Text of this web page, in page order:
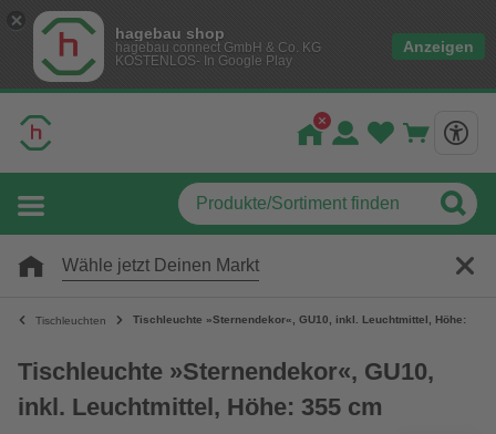
hagebau shop
hagebau connect GmbH & Co. KG
KOSTENLOS- In Google Play
Anzeigen
Wähle jetzt Deinen Markt
Tischleuchten Tischleuchte »Sternendekor«, GU10, inkl. Leuchtmittel, Höhe: 355
Tischleuchte »Sternendekor«, GU10,
inkl. Leuchtmittel, Höhe: 355 cm